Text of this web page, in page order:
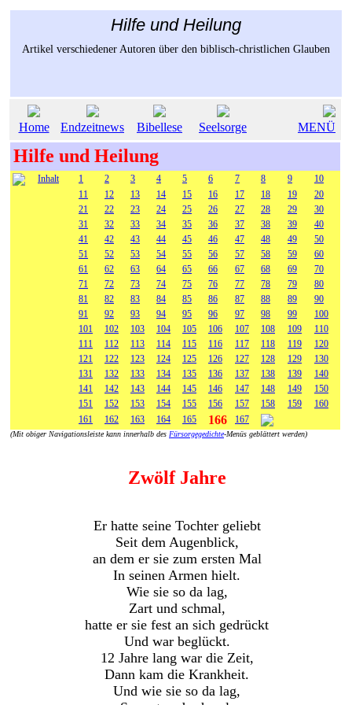
Hilfe und Heilung
Artikel verschiedener Autoren über den biblisch-christlichen Glauben
Home Endzeitnews Bibellese Seelsorge MENÜ
Hilfe und Heilung
Inhalt 1 2 3 4 5 6 7 8 9
10
11
12 13 14 15 16 17 18 19
20
21
22 23 24 25 26 27 28 29
30
31
32 33 34 35 36 37 38 39
40
41
42 43 44 45 46 47 48 49
50
51
52 53 54 55 56 57 58 59
60
61
62 63 64 65 66 67 68 69
70
71
72 73 74 75 76 77 78 79
80
81
82 83 84 85 86 87 88 89
90
91
92 93 94 95 96 97 98 99
100
101
102 103 104 105 106 107 108 109
110
111
112 113 114 115 116 117 118 119
120
121
122 123 124 125 126 127 128 129
130
131
132 133 134 135 136 137 138 139
140
141
142 143 144 145 146 147 148 149
150
151
152 153 154 155 156 157 158 159
160
161
162 163 164 165 166 167
(Mit obiger Navigationsleiste kann innerhalb des Fürsorgegedichte-Menüs geblättert werden)
Zwölf Jahre
Er hatte seine Tochter geliebt
Seit dem Augenblick,
an dem er sie zum ersten Mal
In seinen Armen hielt.
Wie sie so da lag,
Zart und schmal,
hatte er sie fest an sich gedrückt
Und war beglückt.
12 Jahre lang war die Zeit,
Dann kam die Krankheit.
Und wie sie so da lag,